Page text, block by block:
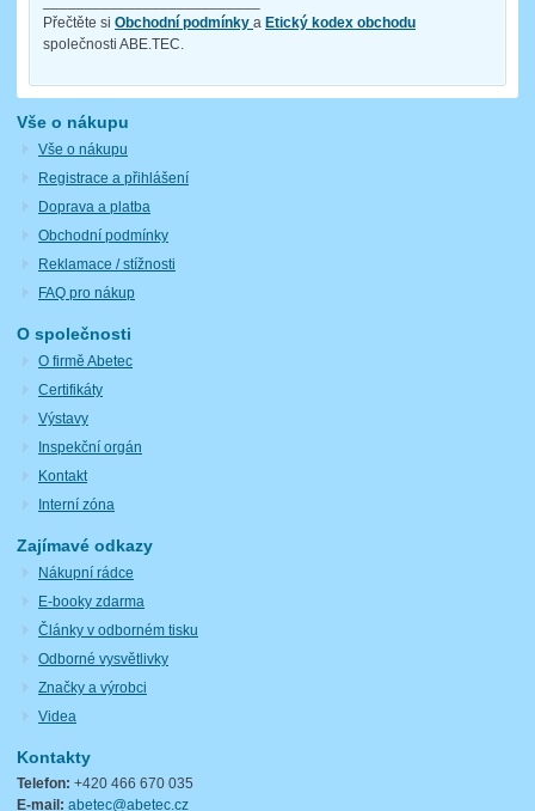
Přečtěte si Obchodní podmínky a Etický kodex obchodu
společnosti ABE.TEC.
Vše o nákupu
Vše o nákupu
Registrace a přihlášení
Doprava a platba
Obchodní podmínky
Reklamace / stížnosti
FAQ pro nákup
O společnosti
O firmě Abetec
Certifikáty
Výstavy
Inspekční orgán
Kontakt
Interní zóna
Zajímavé odkazy
Nákupní rádce
E-booky zdarma
Články v odborném tisku
Odborné vysvětlivky
Značky a výrobci
Videa
Kontakty
Telefon: +420 466 670 035
E-mail: abetec@abetec.cz